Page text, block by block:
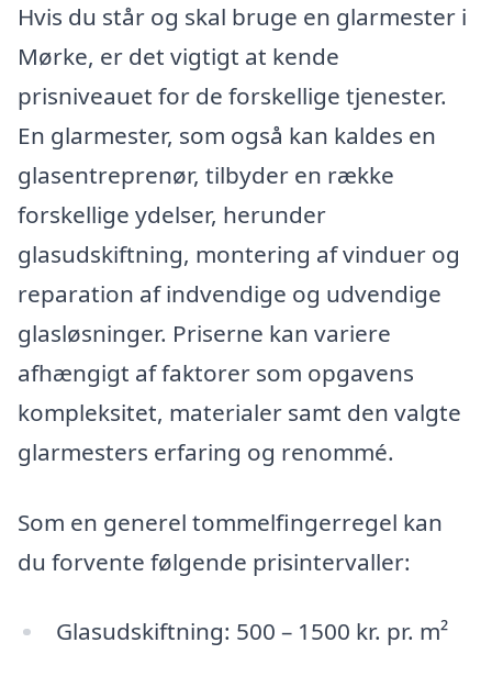
Hvis du står og skal bruge en glarmester i
Mørke, er det vigtigt at kende
prisniveauet for de forskellige tjenester.
En glarmester, som også kan kaldes en
glasentreprenør, tilbyder en række
forskellige ydelser, herunder
glasudskiftning, montering af vinduer og
reparation af indvendige og udvendige
glasløsninger. Priserne kan variere
afhængigt af faktorer som opgavens
kompleksitet, materialer samt den valgte
glarmesters erfaring og renommé.
Som en generel tommelfingerregel kan
du forvente følgende prisintervaller:
Glasudskiftning: 500 – 1500 kr. pr. m²